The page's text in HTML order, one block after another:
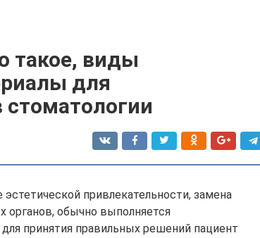
такое, виды
для
стоматологии
привлекательности, замена
обычно выполняется
принятия правильных решений пациент